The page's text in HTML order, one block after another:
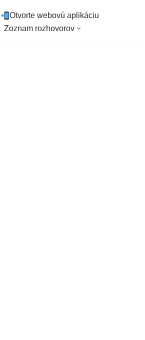
Otvorte webovú aplikáciu
Zoznam rozhovorov